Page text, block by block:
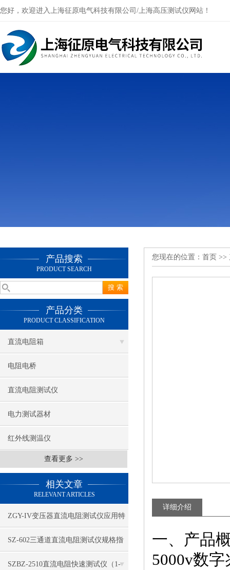
您好，欢迎进入上海征原电气科技有限公司/上海高压测试仪网站！
产品搜索
PRODUCT SEARCH
产品分类
PRODUCT CLASSIFICATION
直流电阻箱
电阻电桥
直流电阻测试仪
电力测试器材
红外线测温仪
查看更多 >>
相关文章
RELEVANT ARTICLES
ZGY-IV变压器直流电阻测试仪应用特
征
​SZ-602三通道直流电阻测试仪规格指
标
SZBZ-2510直流电阻快速测试仪（1-
您现在的位置： 首页 >>
详细介绍
一、产品
5000v数